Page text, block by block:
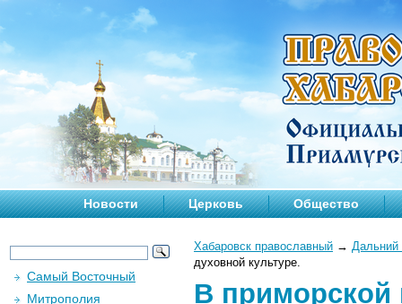
Новости Церковь Общество
Хабаровск православный → Дальний
духовной культуре.
В приморской
Самый Восточный
Митрополия